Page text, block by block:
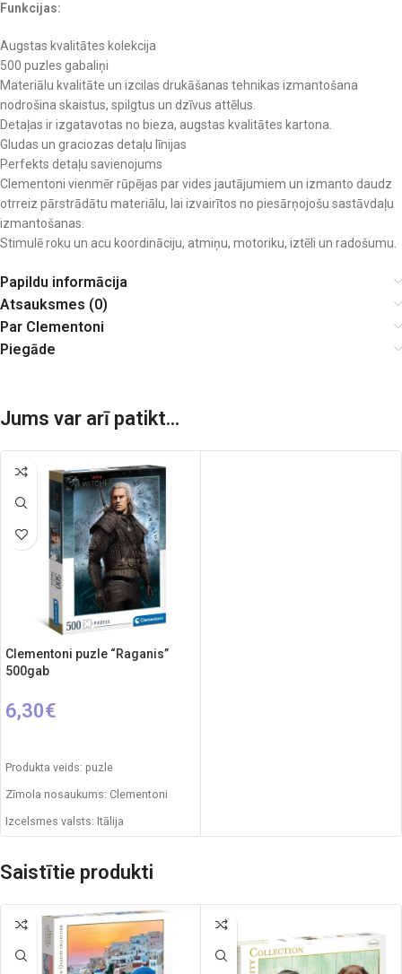
Funkcijas:
Augstas kvalitātes kolekcija
500 puzles gabaliņi
Materiālu kvalitāte un izcilas drukāšanas tehnikas izmantošana
nodrošina skaistus, spilgtus un dzīvus attēlus.
Detaļas ir izgatavotas no bieza, augstas kvalitātes kartona.
Gludas un graciozas detaļu līnijas
Perfekts detaļu savienojums
Clementoni vienmēr rūpējas par vides jautājumiem un izmanto daudz
otrreiz pārstrādātu materiālu, lai izvairītos no piesārņojošu sastāvdaļu
izmantošanas.
Stimulē roku un acu koordināciju, atmiņu, motoriku, iztēli un radošumu.
Papildu informācija
Atsauksmes (0)
Par Clementoni
Piegāde
Jums var arī patikt...
Clementoni puzle “Raganis”
500gab
6,30€
Produkta veids: puzle
Zīmola nosaukums: Clementoni
Izcelsmes valsts: Itālija
cm
Puzzle izmēri: 49 x 36 cm
Ieteicamais vecums: no 14 gadiem.
Saistītie produkti